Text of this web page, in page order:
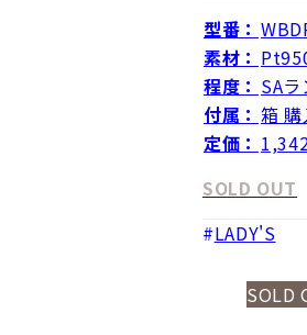
型番：
素材：
程度： SAラ
付属： 箱
定価：
SOLD OUT
LADY'S
SOLD